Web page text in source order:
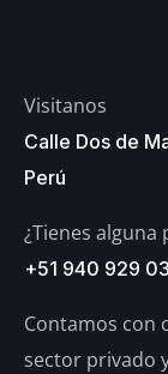
Visitanos
Calle Dos de
Perú
¿Tienes alguna
+51 940 929
Contamos con
sector privado